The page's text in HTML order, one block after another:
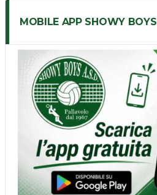
MOBILE APP SHOWY BOYS